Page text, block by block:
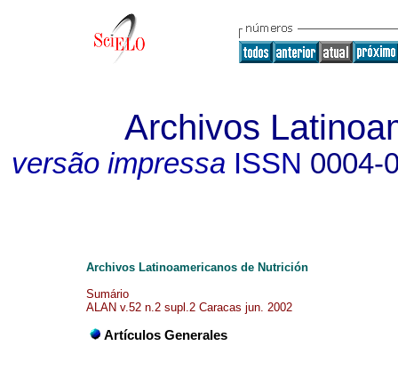
Archivos
versão impressa ISSN 0004-
Archivos Latinoamericanos de Nutrición
Sumário
ALAN v.52 n.2 supl.2 Caracas jun. 2002
Artículos Generales